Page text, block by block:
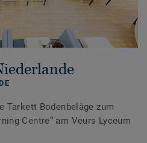
Tarkett Bodenbeläge zum
Centre“ am Veurs Lyceum